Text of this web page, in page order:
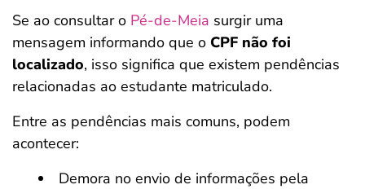
Se ao consultar o Pé-de-Meia surgir uma
mensagem informando que o CPF não foi
localizado, isso significa que existem pendências
relacionadas ao estudante matriculado.
Entre as pendências mais comuns, podem
acontecer:
Demora no envio de informações pela